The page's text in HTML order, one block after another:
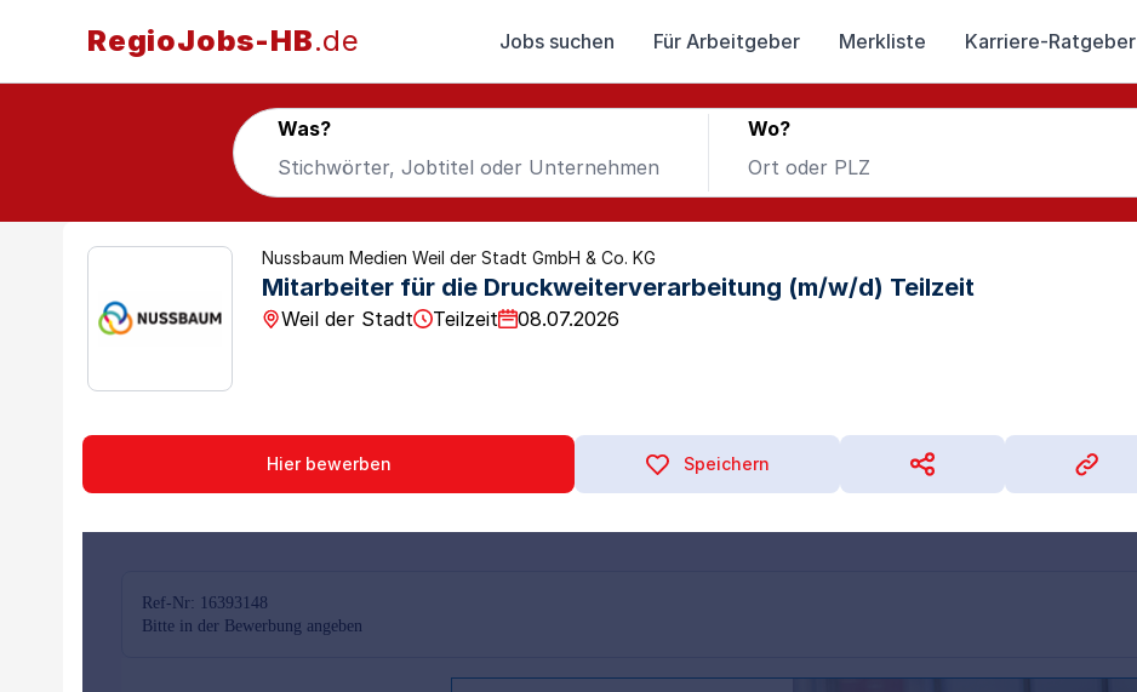
RegioJobs-HB.de Jobs suchen Für Arbeitgeber Merkliste Karriere-Ratgeber
Was? Wo?
Nussbaum Medien Weil der Stadt GmbH & Co. KG
Mitarbeiter für die Druckweiterverarbeitung (m/w/d) Teilzeit
Weil der Stadt Teilzeit 08.07.2026
Hier bewerben Speichern